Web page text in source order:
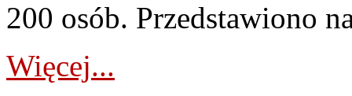
200 osób. Przedstawiono
Więcej...